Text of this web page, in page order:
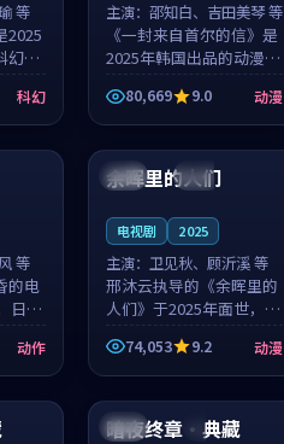
等
2025
幻新
城市
停下
衔，
，郑
科幻
主演： 邵知白、吉田美琴 等
《一封来自首尔的信》是
2025年韩国出品的动漫新
作，主创团队希望用高考
往事的故事让观众停下来
想一想。邵知白领衔，吉
田美琴担任重要角色，谢
承南的叙...
80,669 9.0 动漫
99:20
等
的电
日本
事的
影片
风用
动作
动作
泰国 完结
99:56
余晖里的人们
电视剧 2025
主演： 卫见秋、顾沂溪 等
邢沐云执导的《余晖里的
人们》于2025年面世，泰
国的城市气质与小镇生活
的人物心境共同构筑了影
片基调。卫见秋、顾沂溪
用细腻的表演撑起整部动
漫电影，...
74,053 9.2 动漫
99:48
韩国 4K
99:45
暗夜终章·典藏